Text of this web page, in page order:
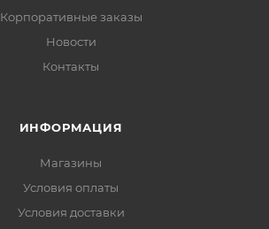
Корпоративные заказы
Новости
Контакты
ИНФОРМАЦИЯ
Магазины
Условия оплаты
Условия доставки